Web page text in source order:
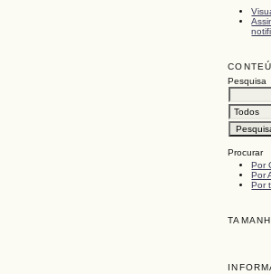
Pesquisa
Procurar
Por
Por
Por